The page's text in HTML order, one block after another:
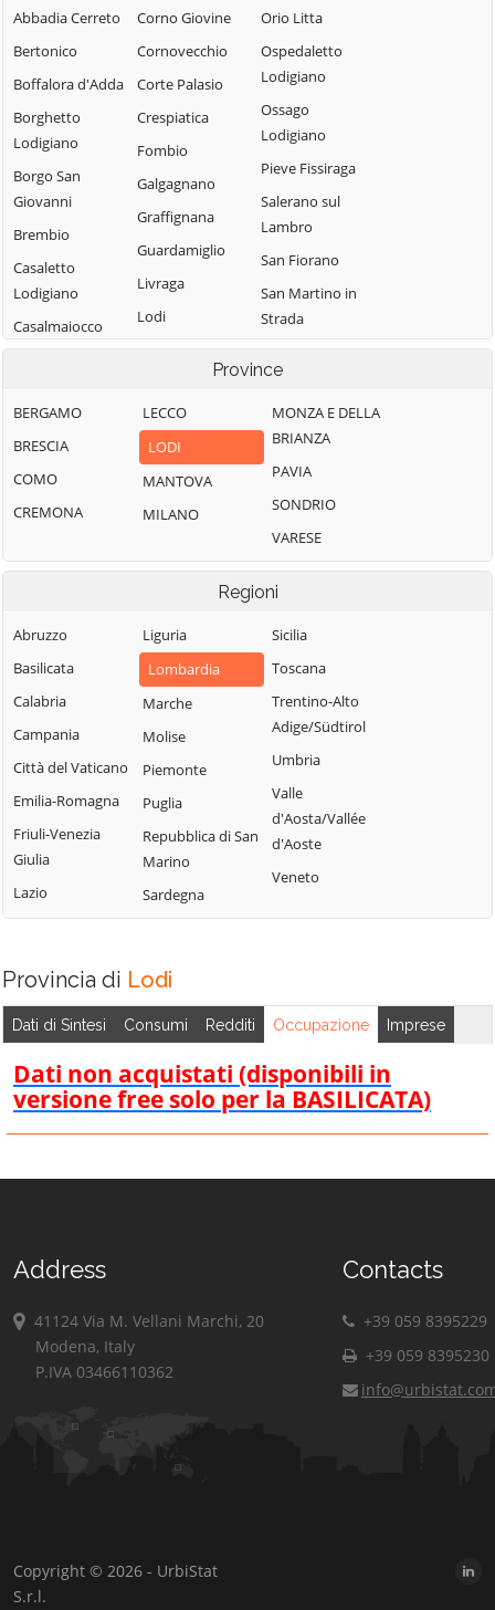
Abbadia Cerreto
Bertonico
Boffalora d'Adda
Borghetto
Lodigiano
Borgo San
Giovanni
Brembio
Casaletto
Lodigiano
Casalmaiocco
Bocca d'Adda
d'Adda
Vidardo
Cavenago d'Adda
Cervignano
d'Adda
Codogno
Comazzo
Cornegliano
Laudense
Corno Giovine
Cornovecchio
Corte Palasio
Crespiatica
Fombio
Galgagnano
Graffignana
Guardamiglio
Livraga
Lodi
Lodi Vecchio
Maccastorna
Mairago
Maleo
Marudo
Massalengo
Lombardo
Mulazzano
Orio Litta
Ospedaletto
Lodigiano
Ossago
Lodigiano
Pieve Fissiraga
Salerano sul
Lambro
San Fiorano
San Martino in
Strada
San Rocco al
Porto
Sant'Angelo
Lodigiano
Santo Stefano
Senna Lodigiana
Somaglia
Sordio
Tavazzano con
Villavesco
Terranova dei
Lodigiano
Valera Fratta
Villanova del
Province
BERGAMO
BRESCIA
COMO
CREMONA
LECCO
LODI
MANTOVA
MILANO
MONZA E DELLA
BRIANZA
PAVIA
SONDRIO
VARESE
Regioni
Abruzzo
Basilicata
Calabria
Campania
Città del Vaticano
Emilia-Romagna
Friuli-Venezia
Giulia
Lazio
Liguria
Lombardia
Marche
Molise
Piemonte
Puglia
Repubblica di San
Marino
Sardegna
Sicilia
Toscana
Trentino-Alto
Adige/Südtirol
Umbria
Valle
d'Aosta/Vallée
d'Aoste
Veneto
Provincia di Lodi
Dati di Sintesi Consumi Redditi Occupazione Imprese
Dati non acquistati (disponibili in
versione free solo per la BASILICATA)
Address
41124 Via M. Vellani Marchi, 20
Modena, Italy
P.IVA 03466110362
Contacts
+39 059 8395229
+39 059 8395230
Copyright © 2026 - UrbiStat
S.r.l.